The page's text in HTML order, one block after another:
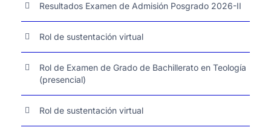
Resultados Examen de Admisión Posgrado 2026-II
Rol de sustentación virtual
Rol de Examen de Grado de Bachillerato en Teología
(presencial)
Rol de sustentación virtual